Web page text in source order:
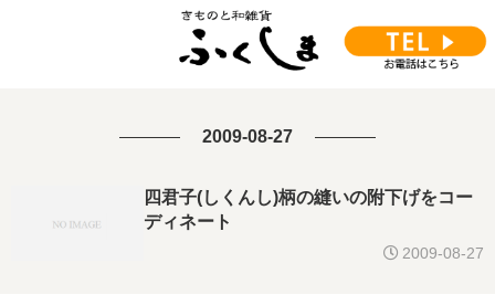
2009-08-27
四君子(しくんし)柄の縫いの附下げをコー
ディネート
2009-08-27